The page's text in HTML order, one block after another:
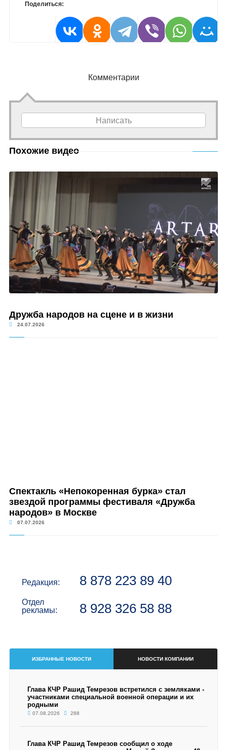
Поделиться:
Комментарии
Написать
Похожие видео
Дружба народов на сцене и в жизни
24.07.2026
Спектакль «Непокоренная бурка» стал
звездой программы фестиваля «Дружба
народов» в Москве
07.07.2026
Редакция: 8 878 223 89 40
Отдел
рекламы:
8 928 326 58 88
ИЗБРАННЫЕ НОВОСТИ НОВОСТИ КОМПАНИИ
Глава КЧР Рашид Темрезов встретился с земляками -
участниками специальной военной операции и их
родными
07.08.2026 288
Глава КЧР Рашид Темрезов сообщил о ходе